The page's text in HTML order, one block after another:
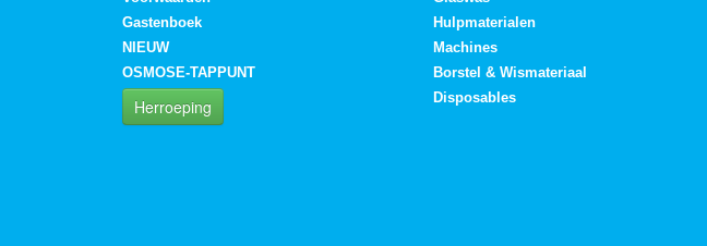
Gastenboek
NIEUW
OSMOSE-TAPPUNT
Herroeping
Hulpmaterialen
Machines
Borstel & Wismateriaal
Disposables